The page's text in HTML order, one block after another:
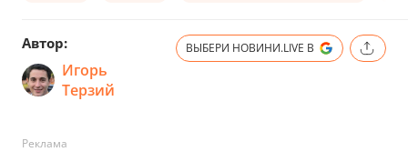
Автор:
Игорь
Терзий
ВЫБЕРИ НОВИНИ.LIVE В
Реклама